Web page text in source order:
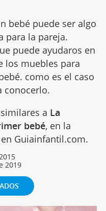
bebé puede ser algo
para la pareja.
puede ayudaros en
los muebles para
como es el caso
conocerlo.
a La
bebé, en la
en Guiainfantil.com.
2019